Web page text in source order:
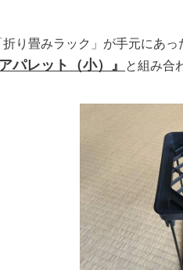
り畳みラック」が手元にあ
パレット（小）』 と組み合